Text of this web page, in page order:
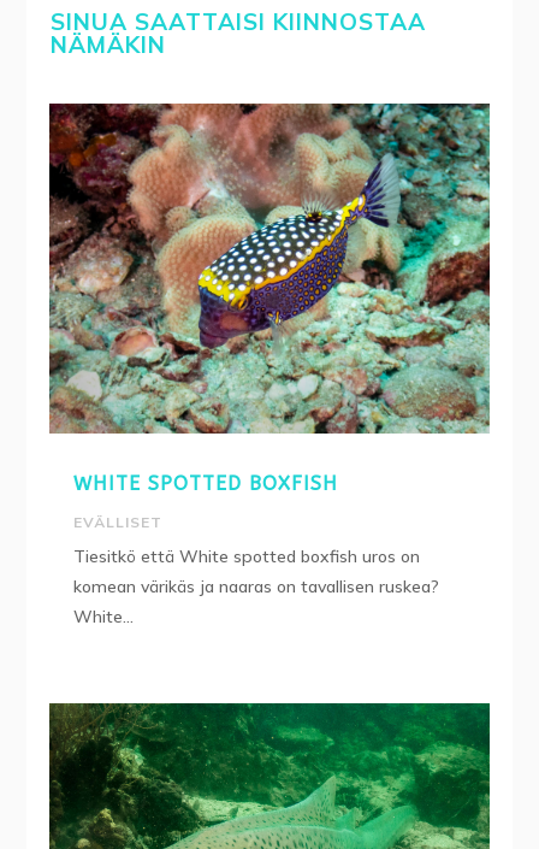
SINUA SAATTAISI KIINNOSTAA
NÄMÄKIN
WHITE SPOTTED BOXFISH
EVÄLLISET
Tiesitkö että White spotted boxfish uros on
komean värikäs ja naaras on tavallisen ruskea?
White...